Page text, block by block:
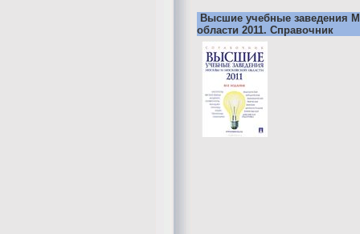
Высшие учебные заведения
области 2011. Справочник